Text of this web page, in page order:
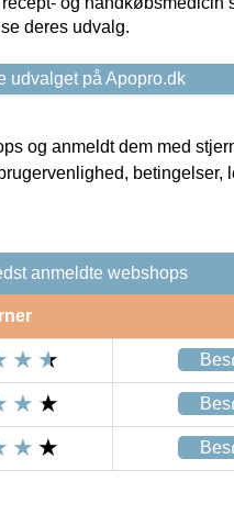
deres udvalg.
udvalget på Apopro.dk
og anmeldt dem med
betingelser,
anmeldte webshops